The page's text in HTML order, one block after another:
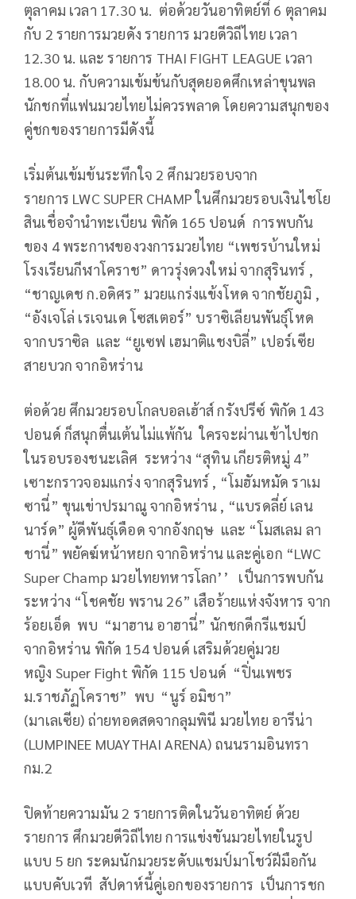
ตุลาคม เวลา 17.30 น. ต่อด้วยวันอาทิตย์ที่ 6 ตุลาคม
กับ 2 รายการมวยดัง รายการ มวยดีวิถีไทย เวลา
12.30 น. และ รายการ THAI FIGHT LEAGUE เวลา
18.00 น. กับความเข้มข้นกับสุดยอดศึกเหล่าขุนพล
นักชกที่แฟนมวยไทยไม่ควรพลาด โดยความสนุกของ
คู่ชกของรายการมีดังนี้
เริ่มต้นเข้มข้นระทึกใจ 2 ศึกมวยรอบจาก
รายการ LWC SUPER CHAMP ในศึกมวยรอบเงินไชโย
สินเชื่อจำนำทะเบียน พิกัด 165 ปอนด์ การพบกัน
ของ 4 พระกาฬของวงการมวยไทย “เพชรบ้านใหม่
โรงเรียนกีฬาโคราช” ดาวรุ่งดวงใหม่ จากสุรินทร์ ,
“ชาญเดช ก.อดิศร” มวยแกร่งแข้งโหด จากชัยภูมิ ,
“อังเจโล่ เรเจนเด โซสเตอร์” บราซิเลียนพันธุ์โหด
จากบราซิล และ “ยูเซฟ เฮมาติแชงบิลี่” เปอร์เซีย
สายบวก จากอิหร่าน
ต่อด้วย ศึกมวยรอบโกลบอลเฮ้าส์ กรังปรีซ์ พิกัด 143
ปอนด์ ก็สนุกตื่นเต้นไม่แพ้กัน ใครจะผ่านเข้าไปชก
ในรอบรองชนะเลิศ ระหว่าง “สุทิน เกียรติหมู่ 4”
เซาะกราวจอมแกร่ง จากสุรินทร์ , “โมฮัมหมัด ราเม
ซานี่” ขุนเข่าปรมาณู จากอิหร่าน , “แบรดลี่ย์ เลน
นาร์ด” ผู้ดีพันธุ์เดือด จากอังกฤษ และ “โมสเลม ลา
ชานี่” พยัคฆ์หน้าหยก จากอิหร่าน และคู่เอก “LWC
Super Champ มวยไทยทหารโลก’’ เป็นการพบกัน
ระหว่าง “โชคชัย พราน 26” เสือร้ายแห่งจังหาร จาก
ร้อยเอ็ด พบ “มาฮาน อาฮานี่” นักชกดีกรีแชมป์
จากอิหร่าน พิกัด 154 ปอนด์ เสริมด้วยคู่มวย
หญิง Super Fight พิกัด 115 ปอนด์ “ปิ่นเพชร
ม.ราชภัฏโคราช” พบ “นูร์ อมิชา”
(มาเลเซีย) ถ่ายทอดสดจากลุมพินี มวยไทย อารีน่า
(LUMPINEE MUAYTHAI ARENA) ถนนรามอินทรา
กม.2
ปิดท้ายความมัน 2 รายการติดในวันอาทิตย์ ด้วย
รายการ ศึกมวยดีวิถีไทย การแข่งขันมวยไทยในรูป
แบบ 5 ยก ระดมนักมวยระดับแชมป์มาโชว์ฝีมือกัน
แบบคับเวที สัปดาห์นี้คู่เอกของรายการ เป็นการชก